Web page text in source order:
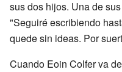
sus dos hijos. Una de
"Seguiré escribiendo
quede sin ideas. Por
Cuando Eoin Colfer va